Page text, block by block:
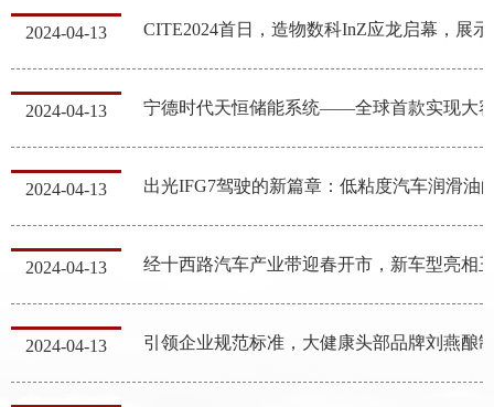
2024-04-13
2024-04-13
2024-04-13
2024-04-13
2024-04-13